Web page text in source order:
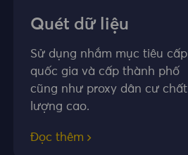
Quét dữ liệu
Sử dụng nhắm mục tiêu cấp
quốc gia và cấp thành phố
cũng như proxy dân cư chất
lượng cao.
Đọc thêm